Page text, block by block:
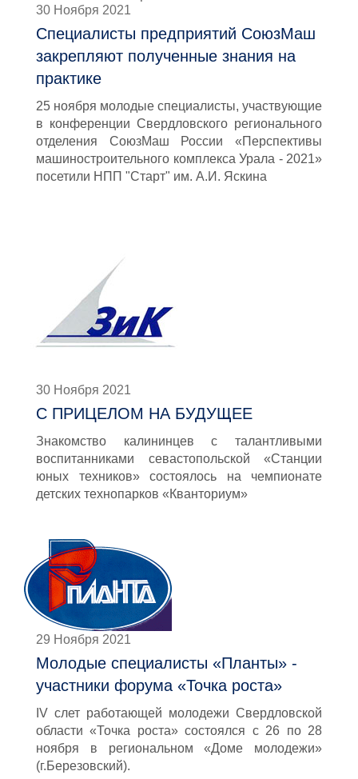
30 Ноября 2021
Специалисты предприятий СоюзМаш
закрепляют полученные знания на
практике
25 ноября молодые специалисты, участвующие
в конференции Свердловского регионального
отделения СоюзМаш России «Перспективы
машиностроительного комплекса Урала - 2021»
посетили НПП "Старт" им. А.И. Яскина
30 Ноября 2021
С ПРИЦЕЛОМ НА БУДУЩЕЕ
Знакомство калининцев с талантливыми
воспитанниками севастопольской «Станции
юных техников» состоялось на чемпионате
детских технопарков «Кванториум»
29 Ноября 2021
Молодые специалисты «Планты» -
участники форума «Точка роста»
IV cлет работающей молодежи Свердловской
области «Точка роста» состоялся с 26 по 28
ноября в региональном «Доме молодежи»
(г.Березовский).